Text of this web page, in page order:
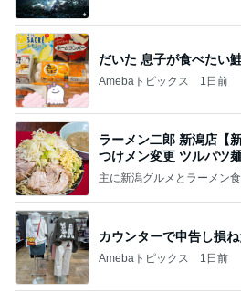
だいた 息子が食べたい
Amebaトピックス 1日前
ラーメン二郎 新潟店【
つけメン変更 ツルパツ
主に新潟グルメとラーメン
カウンターで申告し損
Amebaトピックス 1日前